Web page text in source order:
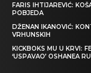
FARIS IHTIJAREVIĆ:
POBJEDA
DŽENAN IKANOVIĆ:
VRHUNSKIH
KICKBOKS MU U KRVI:
‘USPAVAO’ OSHANEA